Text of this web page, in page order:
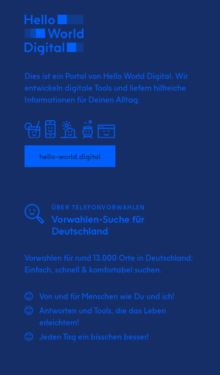
Dies ist ein Portal von Hello World Digital. Wir
entwickeln digitale Tools und liefern hilfreiche
Informationen für Deinen Alltag.
hello-world.digital
ÜBER TELEFONVORWAHLEN
Vorwahlen-Suche für
Deutschland
Vorwahlen für rund 13.000 Orte in Deutschland:
Einfach, schnell & komfortabel suchen.
Von und für Menschen wie Du und ich!
Antworten und Tools, die das Leben
erleichtern!
Jeden Tag ein bisschen besser!